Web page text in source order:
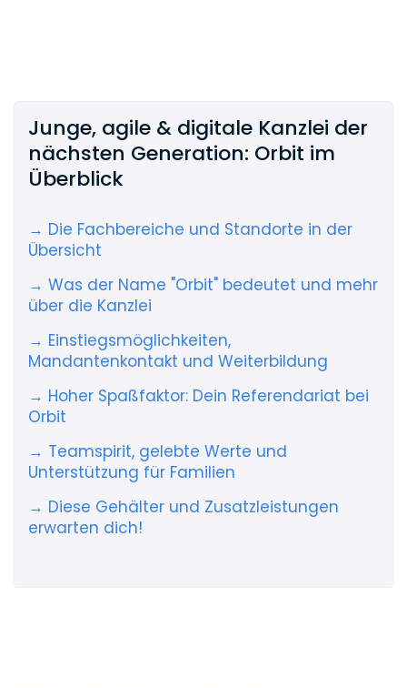
Junge, agile & digitale Kanzlei der
nächsten Generation: Orbit im
Überblick
→ Die Fachbereiche und Standorte in der
Übersicht
→ Was der Name "Orbit" bedeutet und mehr
über die Kanzlei
→ Einstiegsmöglichkeiten,
Mandantenkontakt und Weiterbildung
→ Hoher Spaßfaktor: Dein Referendariat bei
Orbit
→ Teamspirit, gelebte Werte und
Unterstützung für Familien
→ Diese Gehälter und Zusatzleistungen
erwarten dich!